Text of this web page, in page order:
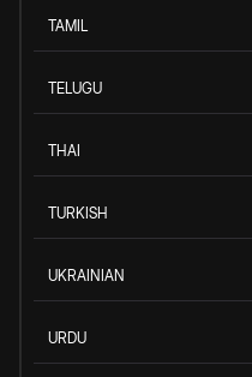
TAMIL
TELUGU
THAI
TURKISH
UKRAINIAN
URDU